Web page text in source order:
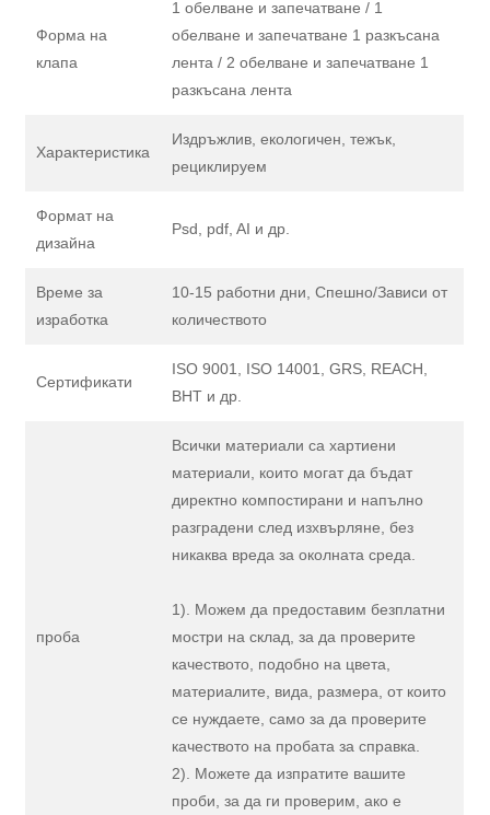
Форма на
клапа
1 обелване и запечатване / 1
обелване и запечатване 1 разкъсана
лента / 2 обелване и запечатване 1
разкъсана лента
Характеристика
Издръжлив, екологичен, тежък,
рециклируем
Формат на
дизайна
Psd, pdf, AI и др.
Време за
изработка
10-15 работни дни, Спешно/Зависи от
количеството
Сертификати
ISO 9001, ISO 14001, GRS, REACH,
BHT и др.
проба
Всички материали са хартиени
материали, които могат да бъдат
директно компостирани и напълно
разградени след изхвърляне, без
никаква вреда за околната среда.
1). Можем да предоставим безплатни
мостри на склад, за да проверите
качеството, подобно на цвета,
материалите, вида, размера, от които
се нуждаете, само за да проверите
качеството на пробата за справка.
2). Можете да изпратите вашите
проби, за да ги проверим, ако е